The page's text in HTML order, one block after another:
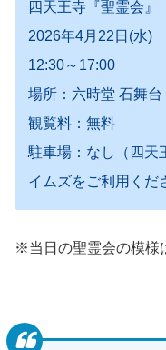
四天王寺『聖霊会』
2026年4月22日(水)
12:30～17:00
場所：六時堂 石舞台
観覧料：無料
駐車場：なし（四天
イムズをご利用くだ
※当日の聖霊会の模様